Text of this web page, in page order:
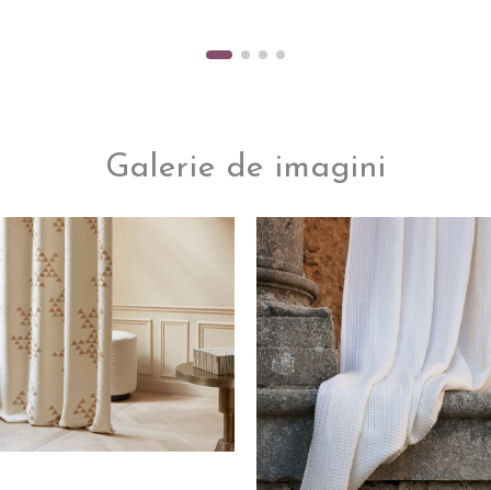
Galerie de imagini